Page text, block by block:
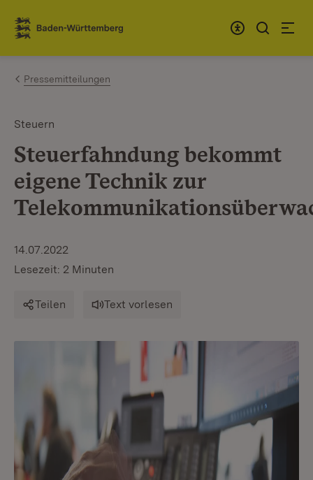
Zum Inhalt springen
Link zur Startseite
Pressemitteilungen
Steuern
Steuerfahndung bekommt
eigene Technik zur
14.07.2022
Lesezeit: 2 Minuten
Teilen Text vorlesen